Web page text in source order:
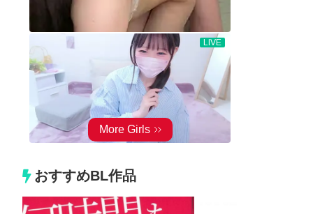
おすすめBL作品